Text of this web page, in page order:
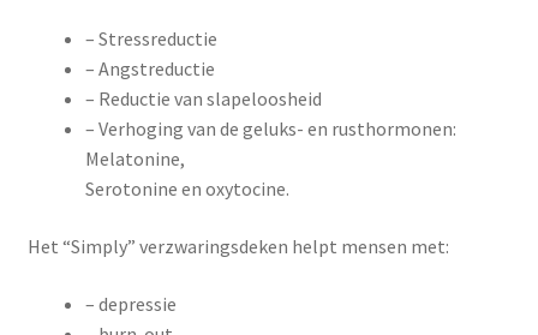
– Stressreductie
– Angstreductie
– Reductie van slapeloosheid
– Verhoging van de geluks- en rusthormonen:
Melatonine,
Serotonine en oxytocine.
Het “Simply” verzwaringsdeken helpt mensen met:
– depressie